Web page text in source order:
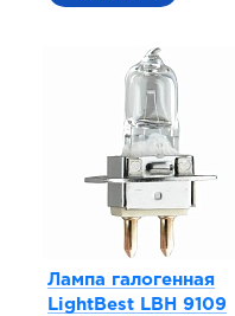
Лампа галогенная
LightBest LBH 9109